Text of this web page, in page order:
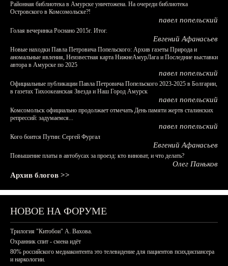
Районная библиотека в Амурске уничтожена. На очереди библиотека
Островского в Комсомольске?!
павел попельский
Голая вечеринка Роснано 2015г. Итог.
Евгений Афанасьев
Новые находки Павла Петровича Попельского: Архив газеты Природа и
аномальные явления, Неизвестная карта НижнеАмурЛага и Последние выставки
автора в Амурске по 2025
павел попельский
Официальные публикации Павла Петровича Попельского 2023-2025 в Болгарии,
в газетах Тихоокеанская Звезда и Наш Город Амурск
павел попельский
Комсомольск официально продолжает отмечать День памяти жертв сталинских
репрессий: задумаемся...
павел попельский
Кого боится Путин: Сергей Фургал
Евгений Афанасьев
Повышение платы в автобусах за проезд: кто виноват, и что делать?
Олег Паньков
Архив блогов >>
НОВОЕ НА ФОРУМЕ
Трилогия "Китобои" А. Вахова.
Охранник спит - смена идёт
80% российского медиаконтента это телевидение для пациентов психдиспансера
и наркологии.